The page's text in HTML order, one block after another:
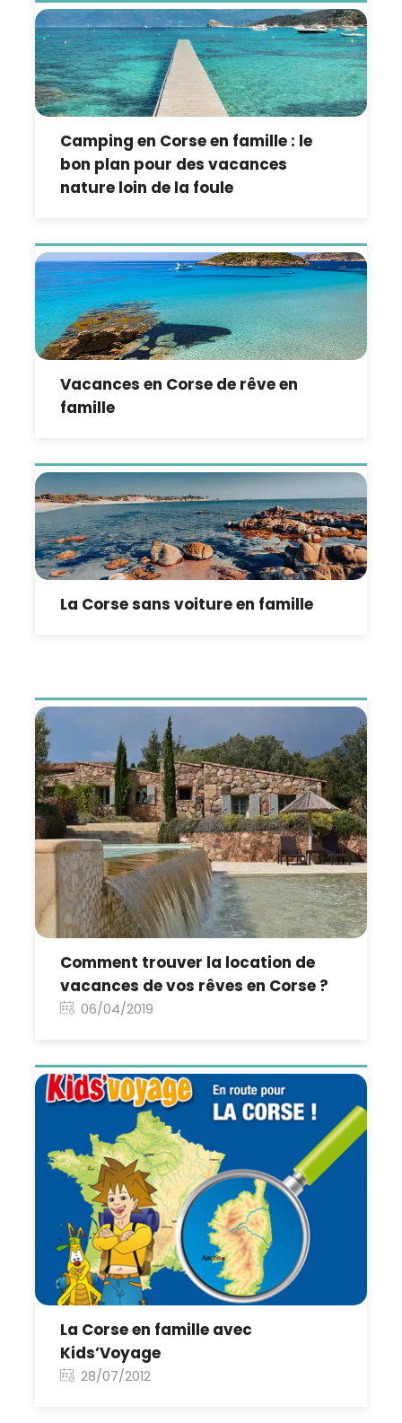
Camping en Corse en famille : le
bon plan pour des vacances
nature loin de la foule
Vacances en Corse de rêve en
famille
La Corse sans voiture en famille
Comment trouver la location de
vacances de vos rêves en Corse ?
06/04/2019
La Corse en famille avec
Kids’Voyage
28/07/2012